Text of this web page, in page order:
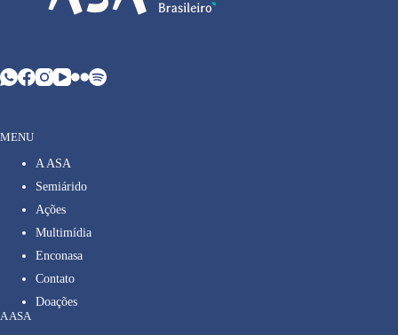
MENU
A ASA
Semiárido
Ações
Multimídia
Enconasa
Contato
Doações
A ASA